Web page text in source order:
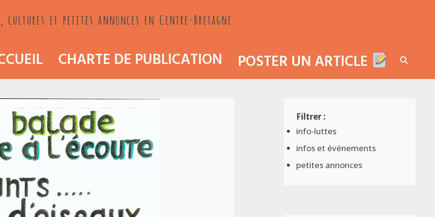
et petites annonces en Centre-Bretagne
CHARTE DE PUBLICATION POSTER UN ARTICLE
info-luttes
infos et événements
petites annonces